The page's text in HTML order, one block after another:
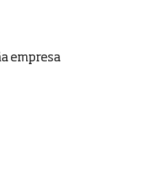
empresa